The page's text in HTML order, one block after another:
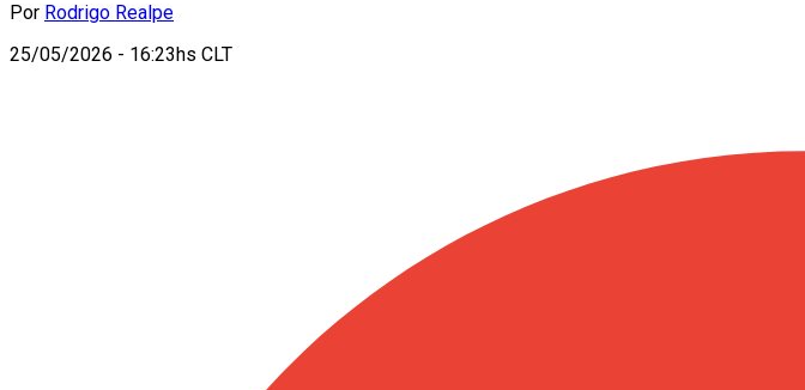
Por Rodrigo Realpe
25/05/2026 - 16:23hs CLT